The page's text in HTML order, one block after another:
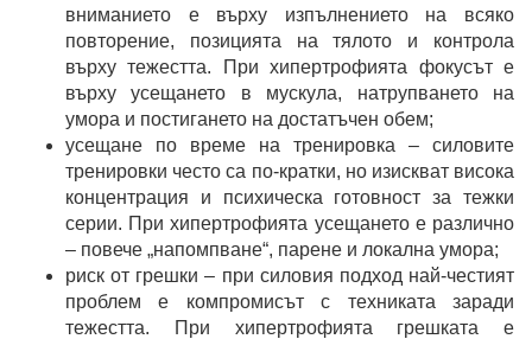
вниманието е върху изпълнението на всяко
повторение, позицията на тялото и контрола
върху тежестта. При хипертрофията фокусът е
върху усещането в мускула, натрупването на
умора и постигането на достатъчен обем;
усещане по време на тренировка – силовите
тренировки често са по-кратки, но изискват висока
концентрация и психическа готовност за тежки
серии. При хипертрофията усещането е различно
– повече „напомпване“, парене и локална умора;
риск от грешки – при силовия подход най-честият
проблем е компромисът с техниката заради
тежестта. При хипертрофията грешката е